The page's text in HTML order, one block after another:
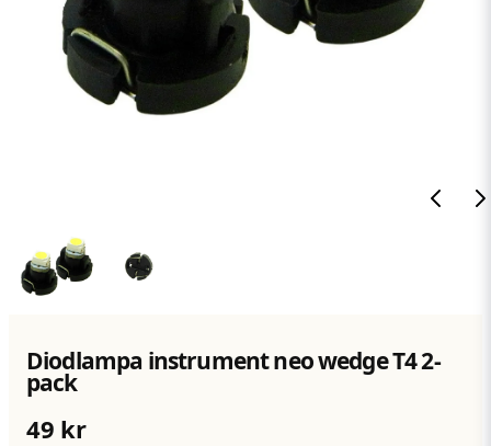
Diodlampa instrument neo wedge T4 2-
pack
49 kr